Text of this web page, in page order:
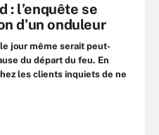
: l’enquête se
d’un onduleur
jour même serait peut-
du départ du feu. En
les clients inquiets de ne